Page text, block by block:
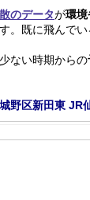
のデータが環境
。既に飛んでい
ない時期からの
野区新田東 JR